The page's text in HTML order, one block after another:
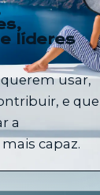
líderes
usar,
e que
a
capaz.